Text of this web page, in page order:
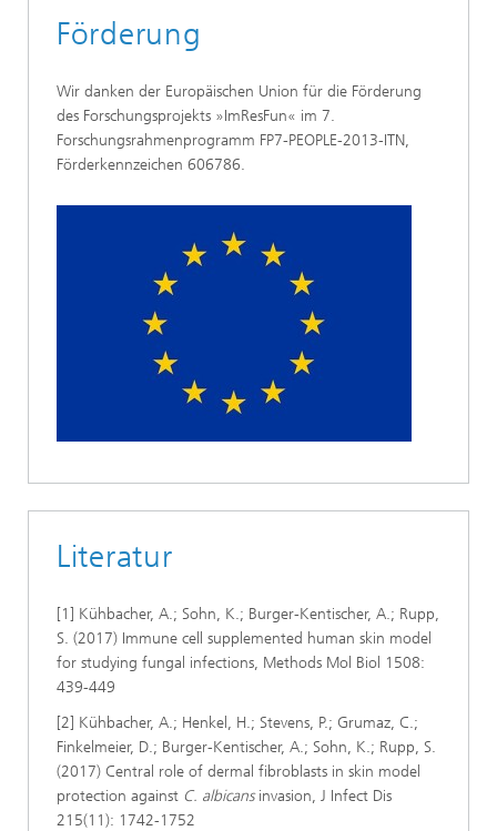
Förderung
Wir danken der Europäischen Union für die Förderung
des Forschungsprojekts »ImResFun« im 7.
Forschungsrahmenprogramm FP7-PEOPLE-2013-ITN,
Förderkennzeichen 606786.
Literatur
[1] Kühbacher, A.; Sohn, K.; Burger-Kentischer, A.; Rupp,
S. (2017) Immune cell supplemented human skin model
for studying fungal infections, Methods Mol Biol 1508:
439-449
[2] Kühbacher, A.; Henkel, H.; Stevens, P.; Grumaz, C.;
Finkelmeier, D.; Burger-Kentischer, A.; Sohn, K.; Rupp, S.
(2017) Central role of dermal fibroblasts in skin model
protection against C. albicansinvasion, J Infect Dis
215(11): 1742-1752